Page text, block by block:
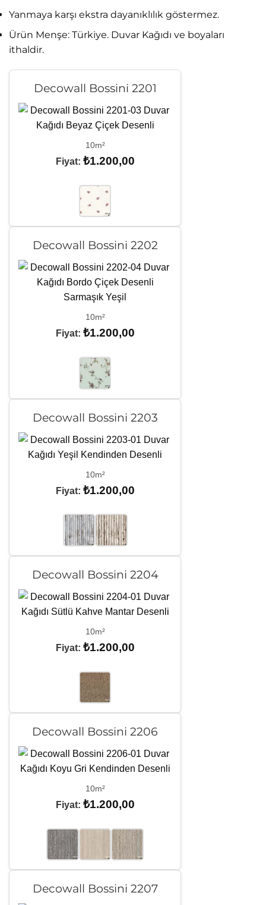
Yanmaya karşı ekstra dayanıklılık göstermez.
Ürün Menşe: Türkiye. Duvar Kağıdı ve boyaları
ithaldir.
Decowall Bossini 2201
10m²
Fiyat: ₺1.200,00
Decowall Bossini 2202
10m²
Fiyat: ₺1.200,00
Decowall Bossini 2203
10m²
Fiyat: ₺1.200,00
Decowall Bossini 2204
10m²
Fiyat: ₺1.200,00
Decowall Bossini 2206
10m²
Fiyat: ₺1.200,00
Decowall Bossini 2207